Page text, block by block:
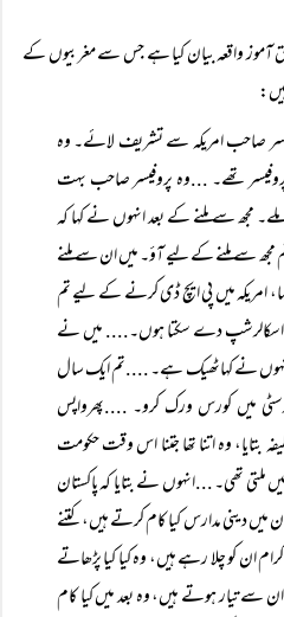
آموز واقعہ بیان کیا ہے جس سے مغربیوں کے
ایک پروفیسر صاحب امریکہ سے تشریف لائے۔ وہ
تھے۔ ...وہ پروفیسر صاحب بہت
مجھ سے ملنے کے بعد انہوں نے کہا کہ
مجھ سے ملنے کے لیے آؤ۔ میں ان سے ملنے
امریکہ میں پی ایچ ڈی کرنے کے لیے تم
اسکالرشپ دے سکتا ہوں۔.... میں نے
انہوں نے کہاٹھیک ہے۔ ....تم ایک سال
میں کورس ورک کرو۔ ....پھرواپس
بتایا، وہ اتنا تھا جتنا اس وقت حکومت
ملتی تھی۔ ...انہوں نے بتایا کہ پاکستان
میں دینی مدارس کیا کام کرتے ہیں، کتنے
ان کو چلا رہے ہیں، وہ کیا کیا پڑھاتے
سے تیار ہوتے ہیں، وہ بعد میں کیا کام